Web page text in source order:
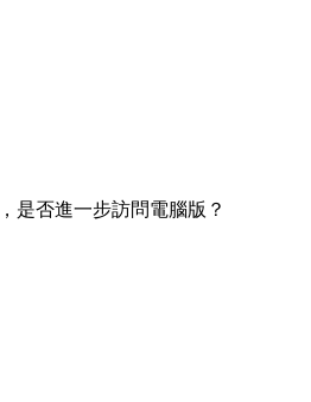
是否進一步訪問電腦版？